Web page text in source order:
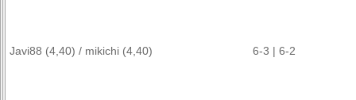
Javi88 (4,40) / mikichi (4,40) 6-3 | 6-2